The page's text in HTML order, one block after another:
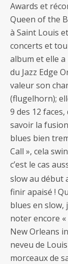
Awards et
Queen of the
à Saint Louis
concerts et
album et elle
du Jazz Edge
valeur son
(flugelhorn);
9 des 12
savoir la
blues bien
Call », cela
c’est le cas
slow au début
finir apaisé !
blues en slow,
noter encore «
New Orleans
neveu de
morceaux de